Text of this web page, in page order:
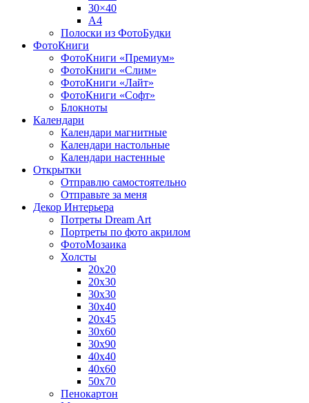
30×40
A4
Полоски из ФотоБудки
ФотоКниги
ФотоКниги «Премиум»
ФотоКниги «Слим»
ФотоКниги «Лайт»
ФотоКниги «Софт»
Блокноты
Календари
Календари магнитные
Календари настольные
Календари настенные
Открытки
Отправлю самостоятельно
Отправьте за меня
Декор Интерьера
Потреты Dream Art
Портреты по фото акрилом
ФотоМозаика
Холсты
20х20
20х30
30х30
30х40
20х45
30х60
30х90
40х40
40х60
50х70
Пенокартон